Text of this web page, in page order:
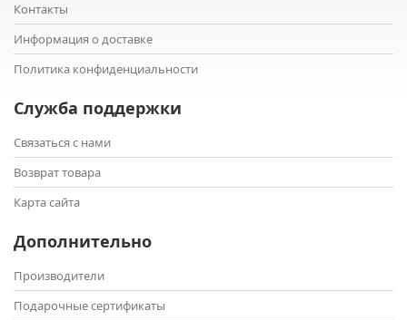
Контакты
Информация о доставке
Политика конфиденциальности
Служба поддержки
Связаться с нами
Возврат товара
Карта сайта
Дополнительно
Производители
Подарочные сертификаты